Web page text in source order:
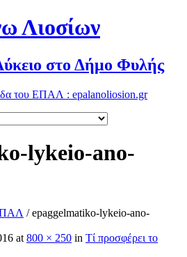
Λιοσίων
στο Δήμο Φυλής
του ΕΠΑΛ : epalanoliosion.gr
lykeio-ano-
/epaggelmatiko-lykeio-ano-
at 800 × 250 in Τί προσφέρει το